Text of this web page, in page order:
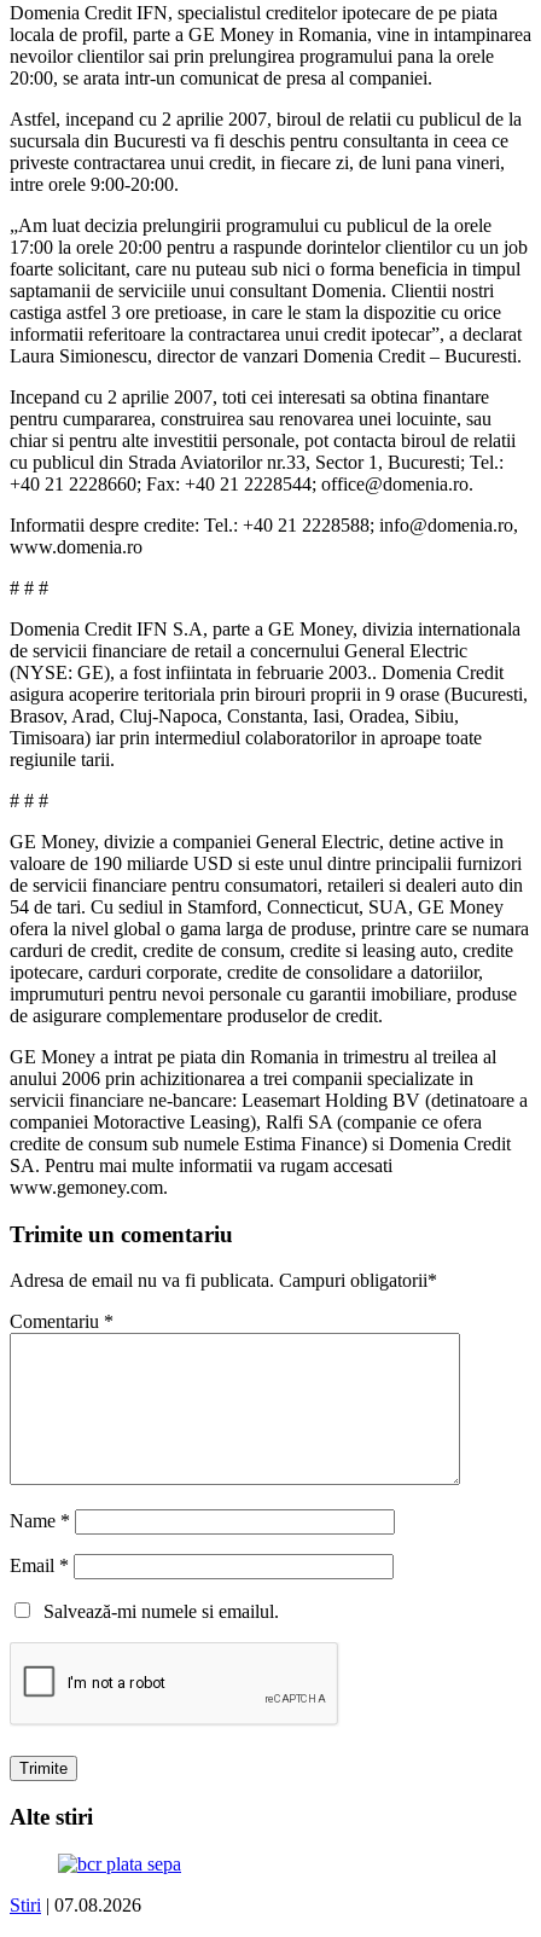
Domenia Credit IFN, specialistul creditelor ipotecare de pe piata
locala de profil, parte a GE Money in Romania, vine in intampinarea
nevoilor clientilor sai prin prelungirea programului pana la orele
20:00, se arata intr-un comunicat de presa al companiei.
Astfel, incepand cu 2 aprilie 2007, biroul de relatii cu publicul de la
sucursala din Bucuresti va fi deschis pentru consultanta in ceea ce
priveste contractarea unui credit, in fiecare zi, de luni pana vineri,
intre orele 9:00-20:00.
„Am luat decizia prelungirii programului cu publicul de la orele
17:00 la orele 20:00 pentru a raspunde dorintelor clientilor cu un job
foarte solicitant, care nu puteau sub nici o forma beneficia in timpul
saptamanii de serviciile unui consultant Domenia. Clientii nostri
castiga astfel 3 ore pretioase, in care le stam la dispozitie cu orice
informatii referitoare la contractarea unui credit ipotecar”, a declarat
Laura Simionescu, director de vanzari Domenia Credit – Bucuresti.
Incepand cu 2 aprilie 2007, toti cei interesati sa obtina finantare
pentru cumpararea, construirea sau renovarea unei locuinte, sau
chiar si pentru alte investitii personale, pot contacta biroul de relatii
cu publicul din Strada Aviatorilor nr.33, Sector 1, Bucuresti; Tel.:
+40 21 2228660; Fax: +40 21 2228544; office@domenia.ro.
Informatii despre credite: Tel.: +40 21 2228588; info@domenia.ro,
www.domenia.ro
# # #
Domenia Credit IFN S.A, parte a GE Money, divizia internationala
de servicii financiare de retail a concernului General Electric
(NYSE: GE), a fost infiintata in februarie 2003.. Domenia Credit
asigura acoperire teritoriala prin birouri proprii in 9 orase (Bucuresti,
Brasov, Arad, Cluj-Napoca, Constanta, Iasi, Oradea, Sibiu,
Timisoara) iar prin intermediul colaboratorilor in aproape toate
regiunile tarii.
# # #
GE Money, divizie a companiei General Electric, detine active in
valoare de 190 miliarde USD si este unul dintre principalii furnizori
de servicii financiare pentru consumatori, retaileri si dealeri auto din
54 de tari. Cu sediul in Stamford, Connecticut, SUA, GE Money
ofera la nivel global o gama larga de produse, printre care se numara
carduri de credit, credite de consum, credite si leasing auto, credite
ipotecare, carduri corporate, credite de consolidare a datoriilor,
imprumuturi pentru nevoi personale cu garantii imobiliare, produse
de asigurare complementare produselor de credit.
GE Money a intrat pe piata din Romania in trimestru al treilea al
anului 2006 prin achizitionarea a trei companii specializate in
servicii financiare ne-bancare: Leasemart Holding BV (detinatoare a
companiei Motoractive Leasing), Ralfi SA (companie ce ofera
credite de consum sub numele Estima Finance) si Domenia Credit
SA. Pentru mai multe informatii va rugam accesati
www.gemoney.com.
Trimite un comentariu
Adresa de email nu va fi publicata. Campuri obligatorii*
Comentariu *
Name *
Email *
Salvează-mi numele si emailul.
Alte stiri
Stiri | 07.08.2026